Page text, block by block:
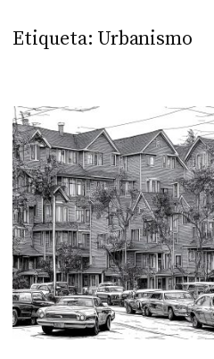
Etiqueta: Urbanismo